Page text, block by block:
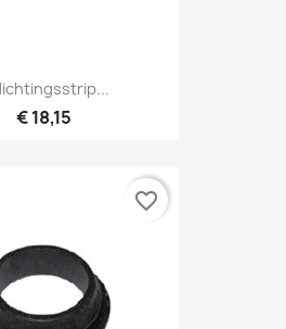
€ 18,15
favorite_border